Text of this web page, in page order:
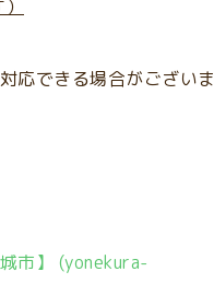
応できる場合がございま
市】 (yonekura-